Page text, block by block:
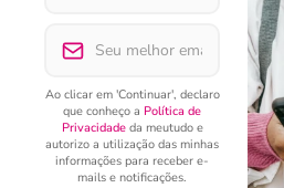
Ao clicar em 'Continuar', declaro
que conheço a Política de
Privacidadeda meutudo e
autorizo a utilização das minhas
informações para receber e-
mails e notificações.